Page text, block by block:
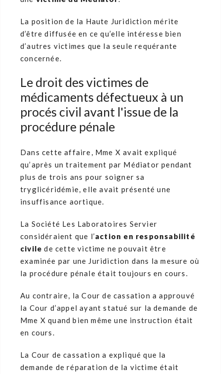
La position de la Haute Juridiction mérite
d’être diffusée en ce qu’elle intéresse bien
d’autres victimes que la seule requérante
concernée.
Le droit des victimes de
médicaments défectueux à un
procés civil avant l'issue de la
procédure pénale
Dans cette affaire, Mme X avait expliqué
qu’après un traitement par Médiator pendant
plus de trois ans pour soigner sa
tryglicéridémie, elle avait présenté une
insuffisance aortique.
La Société Les Laboratoires Servier
considéraient que l’action en responsabilité
civile de cette victime ne pouvait être
examinée par une Juridiction dans la mesure où
la procédure pénale était toujours en cours.
Au contraire, la Cour de cassation a approuvé
la Cour d’appel ayant statué sur la demande de
Mme X quand bien même une instruction était
en cours.
La Cour de cassation a expliqué que la
demande de réparation de la victime était